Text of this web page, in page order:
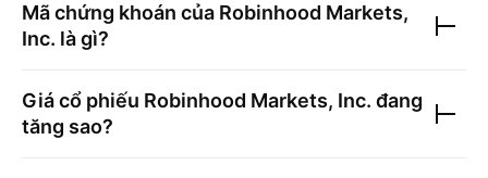
Mã chứng khoán của Robinhood Markets,
Inc. là gì?
Giá cổ phiếu Robinhood Markets, Inc. đang
tăng sao?